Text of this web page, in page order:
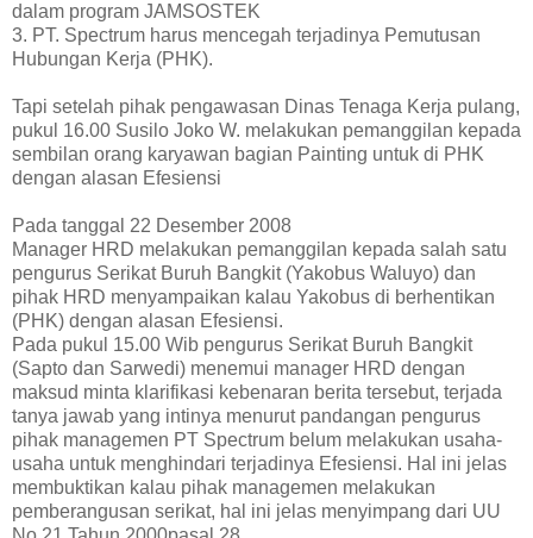
dalam program JAMSOSTEK
3. PT. Spectrum harus mencegah terjadinya Pemutusan
Hubungan Kerja (PHK).
Tapi setelah pihak pengawasan Dinas Tenaga Kerja pulang,
pukul 16.00 Susilo Joko W. melakukan pemanggilan kepada
sembilan orang karyawan bagian Painting untuk di PHK
dengan alasan Efesiensi
Pada tanggal 22 Desember 2008
Manager HRD melakukan pemanggilan kepada salah satu
pengurus Serikat Buruh Bangkit (Yakobus Waluyo) dan
pihak HRD menyampaikan kalau Yakobus di berhentikan
(PHK) dengan alasan Efesiensi.
Pada pukul 15.00 Wib pengurus Serikat Buruh Bangkit
(Sapto dan Sarwedi) menemui manager HRD dengan
maksud minta klarifikasi kebenaran berita tersebut, terjada
tanya jawab yang intinya menurut pandangan pengurus
pihak managemen PT Spectrum belum melakukan usaha-
usaha untuk menghindari terjadinya Efesiensi. Hal ini jelas
membuktikan kalau pihak managemen melakukan
pemberangusan serikat, hal ini jelas menyimpang dari UU